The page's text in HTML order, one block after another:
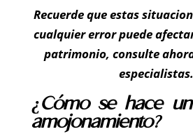
Recuerde que estas
cualquier error puede
patrimonio, consulte
especialistas.
¿Cómo se hace
amojonamiento?